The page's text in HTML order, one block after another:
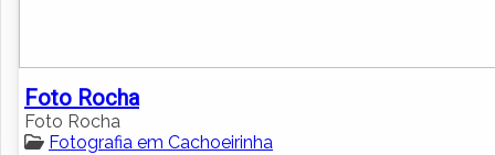
Foto Rocha
Foto Rocha
Fotografia em Cachoeirinha